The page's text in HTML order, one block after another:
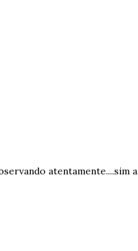
atentamente....sim a